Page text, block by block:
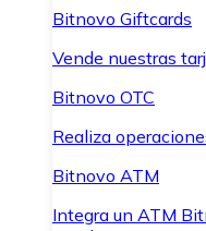
Bitnovo Giftcards
Vende nuestras
Bitnovo OTC
Realiza
Bitnovo ATM
Integra un ATM